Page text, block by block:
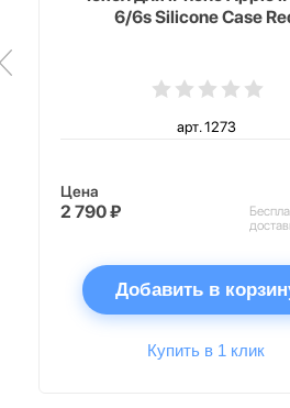
6/6s Silicone Case
арт. 1273
Цена
2 790 ₽
Добавить в
Купить в 1 клик